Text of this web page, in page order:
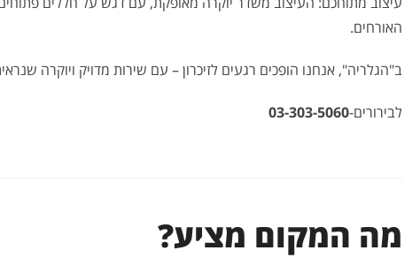
האורחים.
ב"הגלריה", אנחנו הופכים רגעים לזיכרון – עם שירות מדויק ויוקרה
לבירורים-03-303-5060
מה המקום מציע?